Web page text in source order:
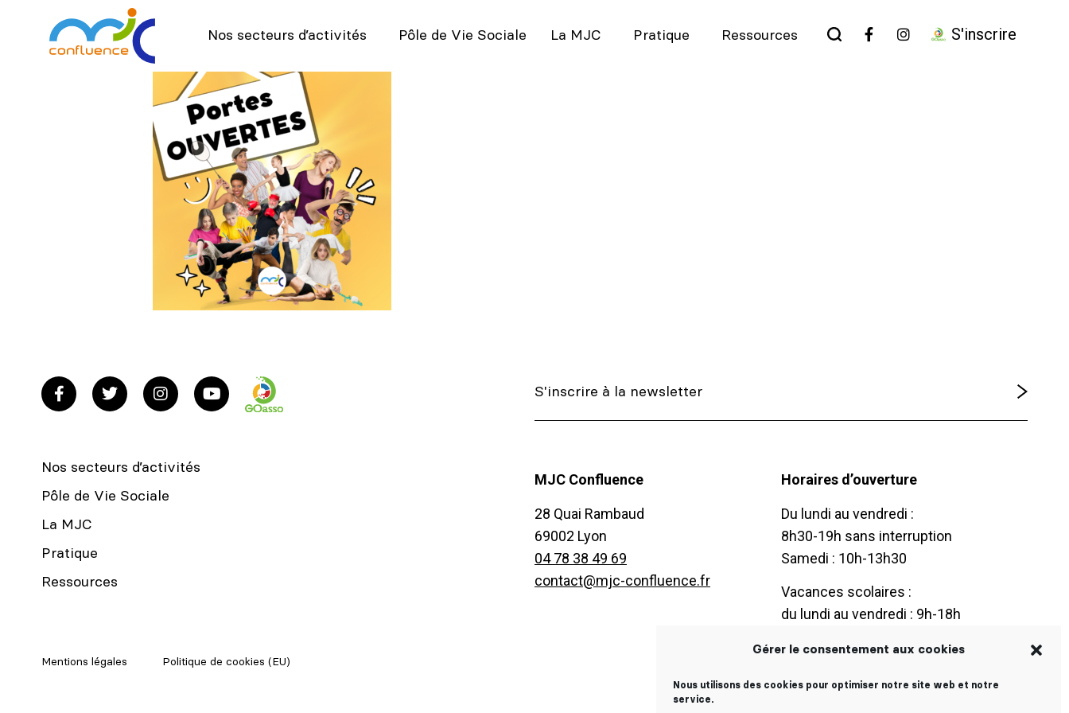
Gérer le consentement aux cookies
Nous utilisons des cookies pour optimiser notre site web et notre
service.
Nos secteurs d’activités Pôle de Vie Sociale La MJC Pratique Ressources S'inscrire
Nos secteurs d’activités
Pôle de Vie Sociale
La MJC
Pratique
Ressources
MJC Confluence
28 Quai Rambaud
69002 Lyon
04 78 38 49 69
contact@mjc-confluence.fr
Horaires d’ouverture
Du lundi au vendredi :
8h30-19h sans interruption
Samedi : 10h-13h30
Vacances scolaires :
du lundi au vendredi : 9h-18h
Mentions légales Politique de cookies (EU)